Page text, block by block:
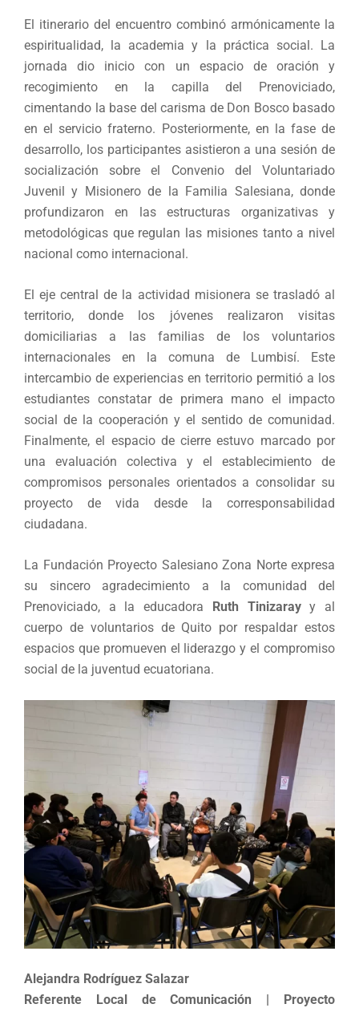
El itinerario del encuentro combinó armónicamente la
espiritualidad, la academia y la práctica social. La
jornada dio inicio con un espacio de oración y
recogimiento en la capilla del Prenoviciado,
cimentando la base del carisma de Don Bosco basado
en el servicio fraterno. Posteriormente, en la fase de
desarrollo, los participantes asistieron a una sesión de
socialización sobre el Convenio del Voluntariado
Juvenil y Misionero de la Familia Salesiana, donde
profundizaron en las estructuras organizativas y
metodológicas que regulan las misiones tanto a nivel
nacional como internacional.
El eje central de la actividad misionera se trasladó al
territorio, donde los jóvenes realizaron visitas
domiciliarias a las familias de los voluntarios
internacionales en la comuna de Lumbisí. Este
intercambio de experiencias en territorio permitió a los
estudiantes constatar de primera mano el impacto
social de la cooperación y el sentido de comunidad.
Finalmente, el espacio de cierre estuvo marcado por
una evaluación colectiva y el establecimiento de
compromisos personales orientados a consolidar su
proyecto de vida desde la corresponsabilidad
ciudadana.
La Fundación Proyecto Salesiano Zona Norte expresa
su sincero agradecimiento a la comunidad del
Prenoviciado, a la educadora Ruth Tinizarayy al
cuerpo de voluntarios de Quito por respaldar estos
espacios que promueven el liderazgo y el compromiso
social de la juventud ecuatoriana.
Alejandra Rodríguez Salazar
Referente Local de Comunicación | Proyecto